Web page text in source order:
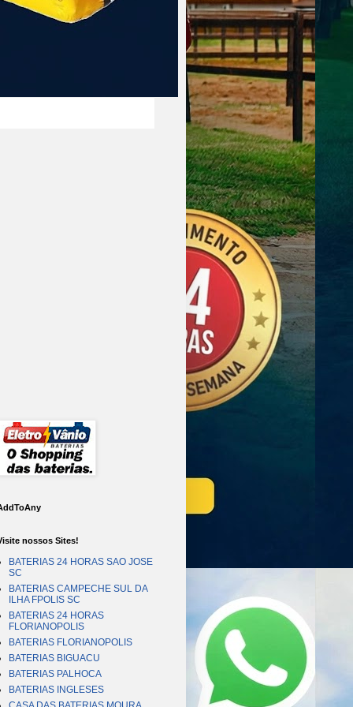
nossos Sites!
BATERIAS 24 HORAS SAO JOSE
SC
BATERIAS CAMPECHE SUL DA
ILHA FPOLIS SC
BATERIAS 24 HORAS
FLORIANOPOLIS
BATERIAS FLORIANOPOLIS
BATERIAS BIGUACU
BATERIAS PALHOCA
BATERIAS INGLESES